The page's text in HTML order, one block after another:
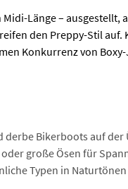
Länge –
den Preppy-Stil auf.
Konkurrenz von
Bikerboots auf
große Ösen für
Typen in